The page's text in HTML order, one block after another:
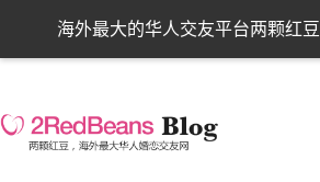
海外最大的华人交友平台两颗红豆